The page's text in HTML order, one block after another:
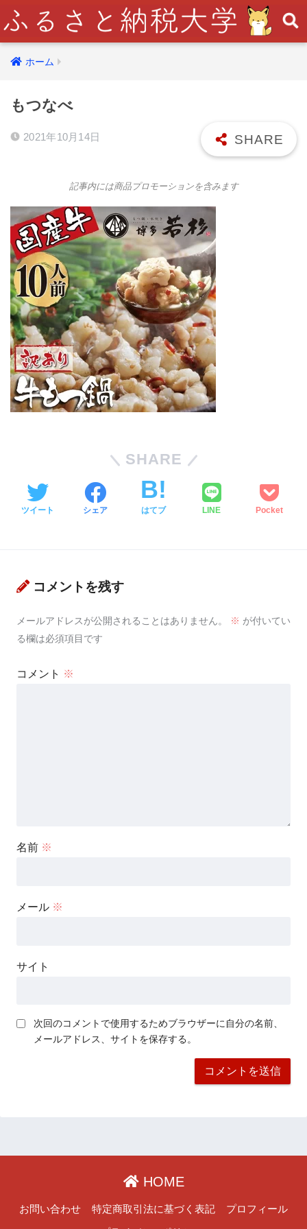
ホーム
もつなべ
2021年10月14日
記事内には商品プロモーションを含みます
SHARE
ツイート シェア はてブ LINE Pocket
コメントを残す
メールアドレスが公開されることはありません。 ※ が付いてい
る欄は必須項目です
コメント ※
名前 ※
メール ※
サイト
次回のコメントで使用するためブラウザーに自分の名前、
メールアドレス、サイトを保存する。
HOME
お問い合わせ 特定商取引法に基づく表記 プロフィール